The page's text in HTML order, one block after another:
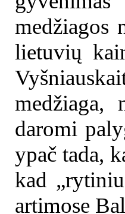
medžiagos
lietuvių
medžiaga,
daromi
ypač tada,
kad
artimose